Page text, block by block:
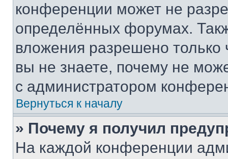
конференции может не
определённых форумах.
вложения разрешено
вы не знаете, почему не
с администратором
Вернуться к началу
» Почему я получил
На каждой конференции